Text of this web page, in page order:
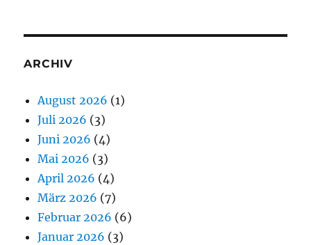
ARCHIV
August 2026 (1)
Juli 2026 (3)
Juni 2026 (4)
Mai 2026 (3)
April 2026 (4)
März 2026 (7)
Februar 2026 (6)
Januar 2026 (3)